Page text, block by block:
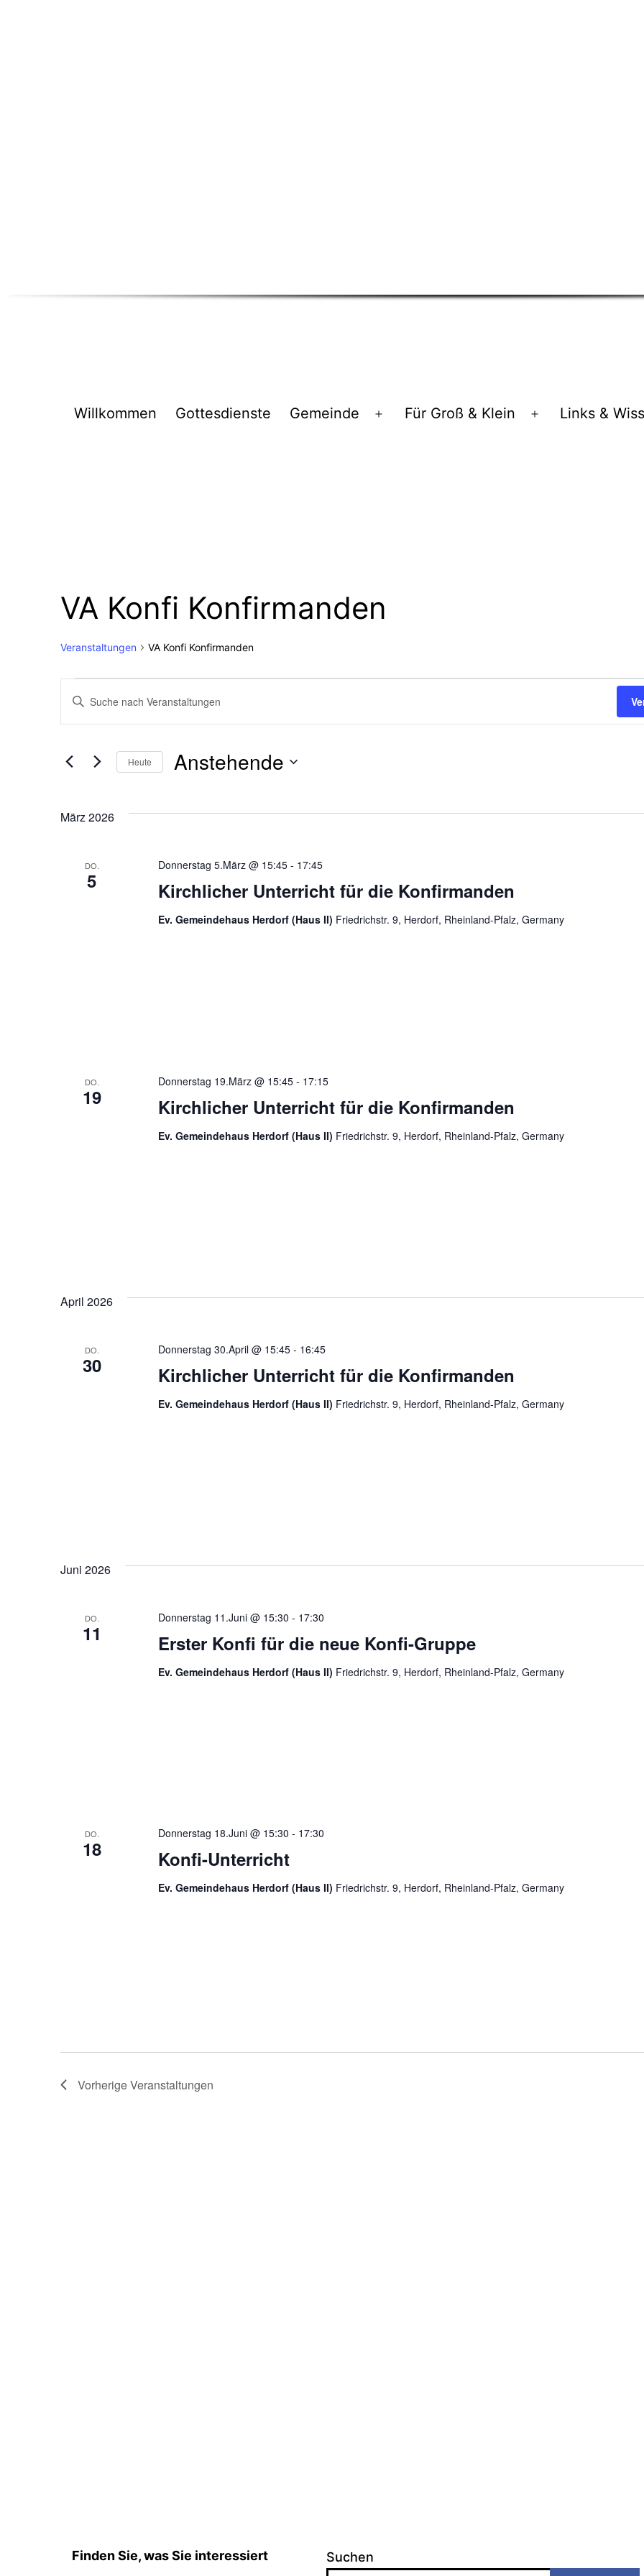
Willkommen Gottesdienste Gemeinde
Menü
Für Groß & Klein
Menü
Links &
VA Konfi Konfirmanden
Veranstaltungen VA Konfi Konfirmanden
Veranstaltungen
Veranstaltungen
Suche
Ansichten,
Navigation
Bitte
Suche
Heute Anstehende
März 2026
DO.
5 Kirchlicher Unterricht für die Konfirmanden
Donnerstag 5.März @ 15:45- 17:45
Ev. Gemeindehaus Herdorf (Haus II) Friedrichstr. 9, Herdorf, Rheinland-Pfalz, Germany
DO.
19 Kirchlicher Unterricht für die Konfirmanden
Donnerstag 19.März @ 15:45- 17:15
Ev. Gemeindehaus Herdorf (Haus II) Friedrichstr. 9, Herdorf, Rheinland-Pfalz, Germany
April 2026
DO.
30 Kirchlicher Unterricht für die Konfirmanden
Donnerstag 30.April @ 15:45- 16:45
Ev. Gemeindehaus Herdorf (Haus II) Friedrichstr. 9, Herdorf, Rheinland-Pfalz, Germany
Juni 2026
DO.
11 Erster Konfi für die neue Konfi-Gruppe
Donnerstag 11.Juni @ 15:30 - 17:30
Ev. Gemeindehaus Herdorf (Haus II) Friedrichstr. 9, Herdorf, Rheinland-Pfalz, Germany
DO.
18 Konfi-Unterricht
Donnerstag 18.Juni @ 15:30 - 17:30
Ev. Gemeindehaus Herdorf (Haus II) Friedrichstr. 9, Herdorf, Rheinland-Pfalz, Germany
VorherigeVeranstaltungen
Finden Sie, was Sie interessiert Suchen